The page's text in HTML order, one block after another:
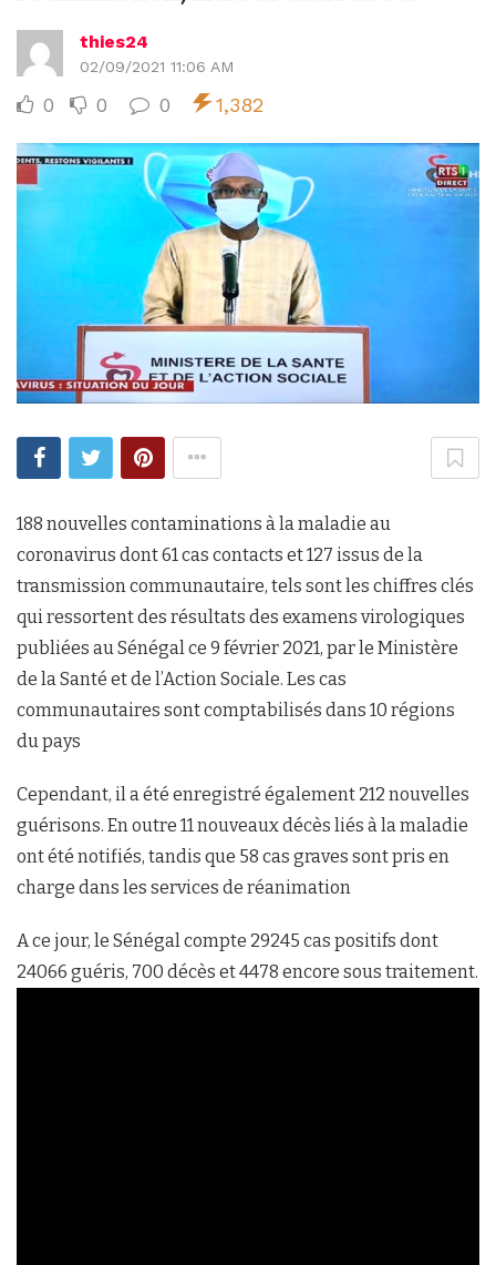
thies24
02/09/2021 11:06 AM
0 0 0 1,382
188 nouvelles contaminations à la maladie au
coronavirus dont 61 cas contacts et 127 issus de la
transmission communautaire, tels sont les chiffres clés
qui ressortent des résultats des examens virologiques
publiées au Sénégal ce 9 février 2021, par le Ministère
de la Santé et de l’Action Sociale. Les cas
communautaires sont comptabilisés dans 10 régions
du pays
Cependant, il a été enregistré également 212 nouvelles
guérisons. En outre 11 nouveaux décès liés à la maladie
ont été notifiés, tandis que 58 cas graves sont pris en
charge dans les services de réanimation
A ce jour, le Sénégal compte 29245 cas positifs dont
24066 guéris, 700 décès et 4478 encore sous traitement.